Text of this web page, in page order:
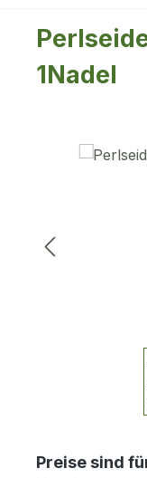
1Nadel
Bildergalerie
Preise sind